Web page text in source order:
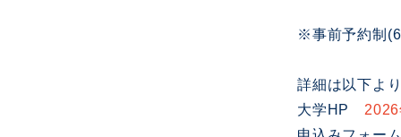
※事前予約制
詳細は以下よ
大学HP